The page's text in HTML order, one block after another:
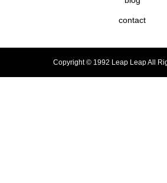
contact
Copyright © 1992 Leap Leap All